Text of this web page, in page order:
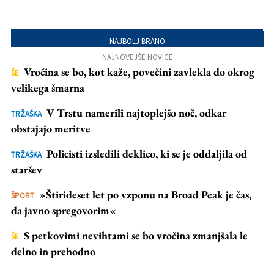
NAJBOLJ BRANO
NAJNOVEJŠE NOVICE
ŠE Vročina se bo, kot kaže, povečini zavlekla do okrog
velikega šmarna
TRŽAŠKA V Trstu namerili najtoplejšo noč, odkar
obstajajo meritve
TRŽAŠKA Policisti izsledili deklico, ki se je oddaljila od
staršev
ŠPORT »Štirideset let po vzponu na Broad Peak je čas,
da javno spregovorim«
ŠE S petkovimi nevihtami se bo vročina zmanjšala le
delno in prehodno